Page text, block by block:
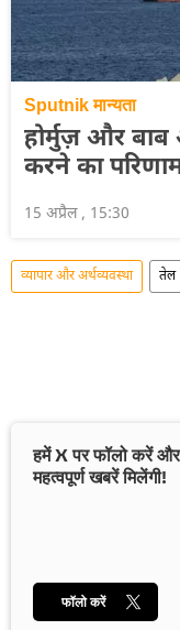
Sputnik मान्यता
होर्मुज़ और
करने का
15 अप्रैल , 15:30
व्यापार और अर्थव्यवस्था तेल
हमें X पर फॉलो करें
महत्वपूर्ण खबरें मिलेंगी!
फॉलो करें